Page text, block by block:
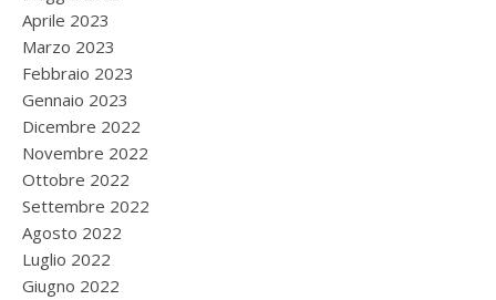
Aprile 2023
Marzo 2023
Febbraio 2023
Gennaio 2023
Dicembre 2022
Novembre 2022
Ottobre 2022
Settembre 2022
Agosto 2022
Luglio 2022
Giugno 2022